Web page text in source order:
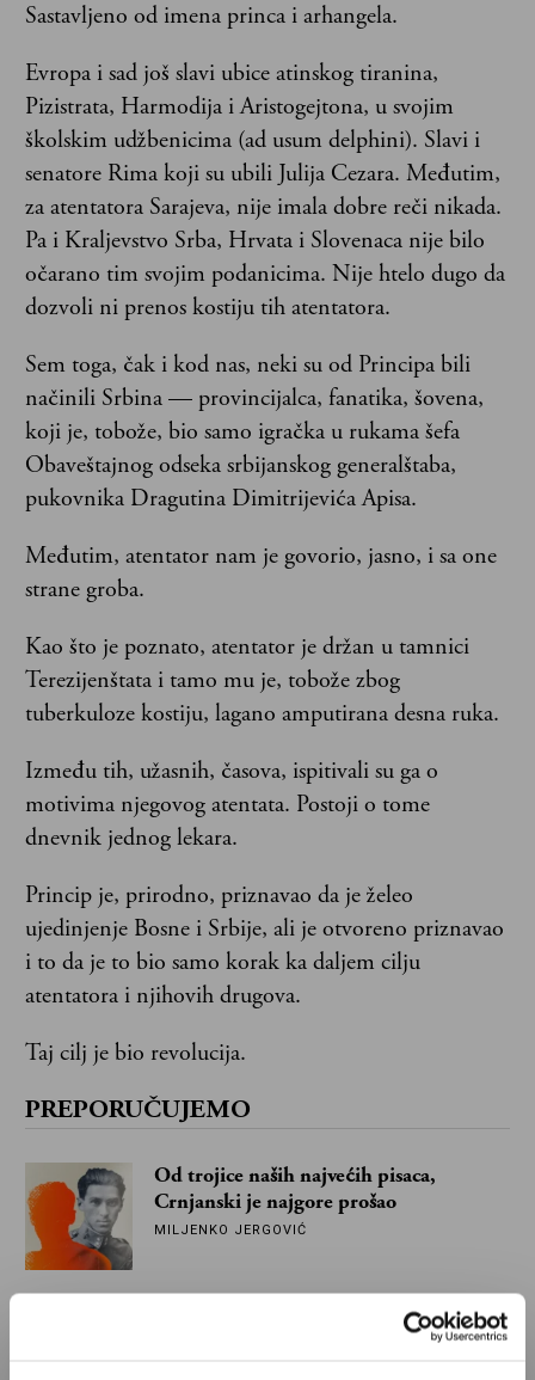
Sastavljeno od imena princa i arhangela.
Evropa i sad još slavi ubice atinskog tiranina,
Pizistrata, Harmodija i Aristogejtona, u svojim
školskim udžbenicima (ad usum delphini). Slavi i
senatore Rima koji su ubili Julija Cezara. Međutim,
za atentatora Sarajeva, nije imala dobre reči nikada.
Pa i Kraljevstvo Srba, Hrvata i Slovenaca nije bilo
očarano tim svojim podanicima. Nije htelo dugo da
dozvoli ni prenos kostiju tih atentatora.
Sem toga, čak i kod nas, neki su od Principa bili
načinili Srbina — provincijalca, fanatika, šovena,
koji je, tobože, bio samo igračka u rukama šefa
Obaveštajnog odseka srbijanskog generalštaba,
pukovnika Dragutina Dimitrijevića Apisa.
Međutim, atentator nam je govorio, jasno, i sa one
strane groba.
Kao što je poznato, atentator je držan u tamnici
Terezijenštata i tamo mu je, tobože zbog
tuberkuloze kostiju, lagano amputirana desna ruka.
Između tih, užasnih, časova, ispitivali su ga o
motivima njegovog atentata. Postoji o tome
dnevnik jednog lekara.
Princip je, prirodno, priznavao da je želeo
ujedinjenje Bosne i Srbije, ali je otvoreno priznavao
i to da je to bio samo korak ka daljem cilju
atentatora i njihovih drugova.
Taj cilj je bio revolucija.
PREPORUČUJEMO
Od trojice naših najvećih pisaca,
Crnjanski je najgore prošao
MILJENKO JERGOVIĆ